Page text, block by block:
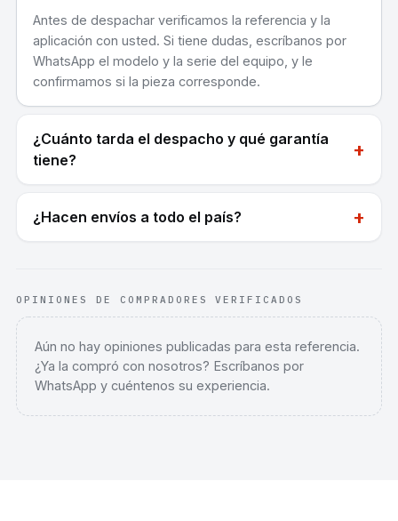
Antes de despachar verificamos la referencia y la
aplicación con usted. Si tiene dudas, escríbanos por
WhatsApp el modelo y la serie del equipo, y le
confirmamos si la pieza corresponde.
¿Cuánto tarda el despacho y qué garantía
tiene?
+
¿Hacen envíos a todo el país? +
OPINIONES DE COMPRADORES VERIFICADOS
Aún no hay opiniones publicadas para esta referencia.
¿Ya la compró con nosotros? Escríbanos por
WhatsApp y cuéntenos su experiencia.